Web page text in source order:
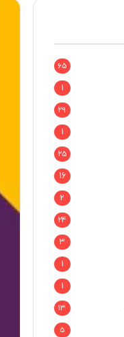
65
1
29
1
25
16
2
24
3
1
1
13
5